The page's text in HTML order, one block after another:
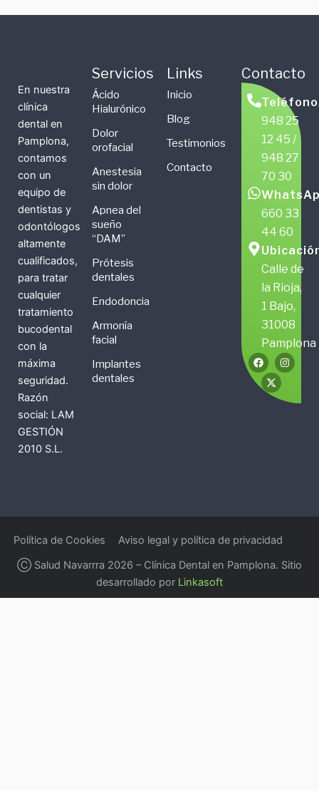
En nuestra
clínica
dental en
Pamplona,
contamos
con un
equipo de
dentistas y
odontólogos
altamente
cualificados,
para tratar
cualquier
tratamiento
bucodental
con la
máxima
seguridad.
Razón
social: LAM
GESTIÓN
2010 S.L.
Servicios
Ácido
Hialurónico
Dolor
orofacial
Anestesia
sin dolor
Apnea del
sueño
“DAM”
Prótesis
dentales
Endodoncia
Armonía
facial
Implantes
dentales
Links
Inicio
Blog
Testimonios
Contacto
Contacto
948 25
12 45 /
948 27
70 30
660 33
44 60
Calle de
la Rioja,
1 Bajo,
31008
Pamplona
F
a
c
e
I
n
s
g
X
t
w
i
Ⓒ Salud Navarrra 2026 – Clínica Dental en Pamplona. Sitio
desarrollado por Linkasoft
Política de Cookies Aviso legal y política de privacidad